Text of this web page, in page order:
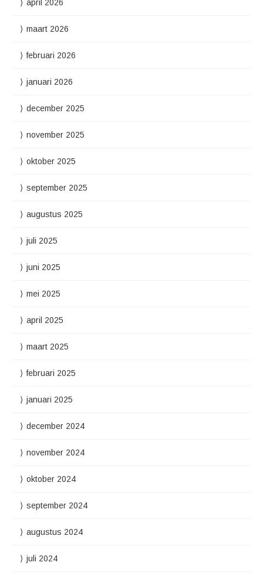
april 2026
maart 2026
februari 2026
januari 2026
december 2025
november 2025
oktober 2025
september 2025
augustus 2025
juli 2025
juni 2025
mei 2025
april 2025
maart 2025
februari 2025
januari 2025
december 2024
november 2024
oktober 2024
september 2024
augustus 2024
juli 2024